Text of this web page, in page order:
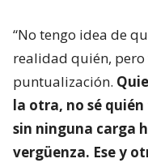
“No tengo idea de
realidad quién, pero
puntualización.
la otra, no sé
sin ninguna carga
vergüenza. Ese y